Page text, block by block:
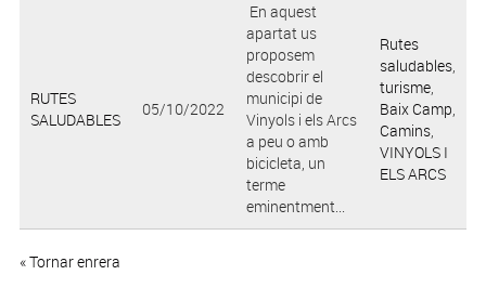
RUTES
SALUDABLES
05/10/2022
En aquest
apartat us
proposem
descobrir el
municipi de
Vinyols i els Arcs
a peu o amb
bicicleta, un
terme
eminentment...
Rutes
saludables,
turisme,
Baix Camp,
Camins,
VINYOLS I
ELS ARCS
« Tornar enrera